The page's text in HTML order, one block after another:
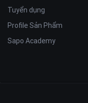
Tuyển dụng
Profile Sản Phẩm
Sapo Academy